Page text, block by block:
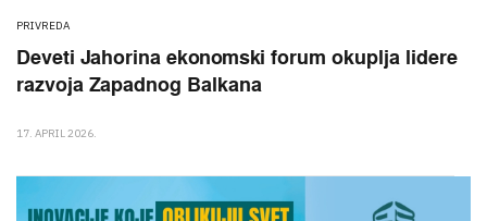
PRIVREDA
Deveti Jahorina ekonomski forum okuplja lidere
razvoja Zapadnog Balkana
17. APRIL 2026.